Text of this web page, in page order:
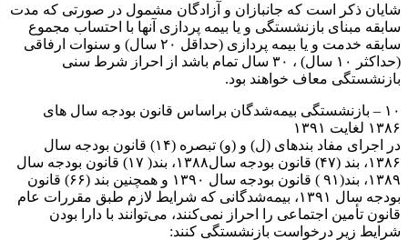
شایان ذکر است که جانبازان و آزادگان مشمول در صورتی که مدت
سابقه مبنای بازنشستگی و یا بیمه پردازی آنها با احتساب مجموع
سابقه خدمت و یا بیمه پردازی (حداقل ۲۰ سال) و سنوات ارفاقی
(حداکثر ۱۰ سال) ، ۳۰ سال تمام باشد از احراز شرط سنی
بازنشستگی معاف خواهند بود.
۱۰ – بازنشستگی بیمه‌شدگان براساس قانون بودجه سال های
۱۳۸۶ لغایت ۱۳۹۱
در اجرای مفاد بندهای (ل) و (و) تبصره (۱۴) قانون بودجه سال
۱۳۸۶، بند (۴۷) قانون بودجه سال۱۳۸۸، بند( ۱۷) قانون بودجه سال
۱۳۸۹، بند(۹۱ ) قانون بودجه سال ۱۳۹۰ و همچنین بند (۶۶) قانون
بودجه سال ۱۳۹۱، بیمه‌شدگانی که شرایط لازم طبق مقررات عام
قانون تأمین اجتماعی را احراز نمی‌کنند، می‌توانند با دارا بودن
شرایط زیر درخواست بازنشستگی کنند: